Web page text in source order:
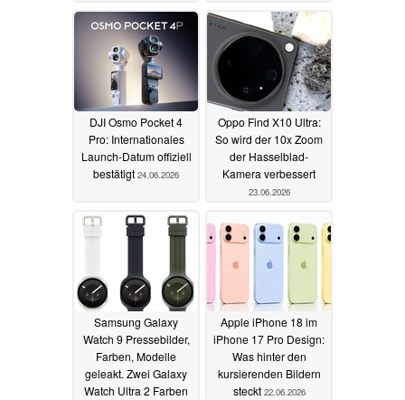
26.06.2026
DJI Osmo Pocket 4
Pro: Internationales
Launch-Datum offiziell
bestätigt 24.06.2026
Oppo Find X10 Ultra:
So wird der 10x Zoom
der Hasselblad-
Kamera verbessert
23.06.2026
Samsung Galaxy
Watch 9 Pressebilder,
Farben, Modelle
geleakt. Zwei Galaxy
Watch Ultra 2 Farben
Apple iPhone 18 im
iPhone 17 Pro Design:
Was hinter den
kursierenden Bildern
steckt 22.06.2026